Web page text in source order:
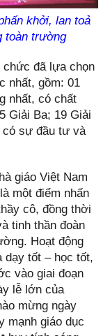
khởi, lan toả
toàn trường
chức đã lựa chọn
nhất, gồm: 01
nhất, có chất
Giải Ba; 19 Giải
có sự đầu tư và
giáo Việt Nam
một điểm nhấn
cô, đồng thời
tinh thần đoàn
Hoạt động
dạy tốt – học tốt,
vào giai đoạn
lễ lớn của
mừng ngày
mạnh giáo dục